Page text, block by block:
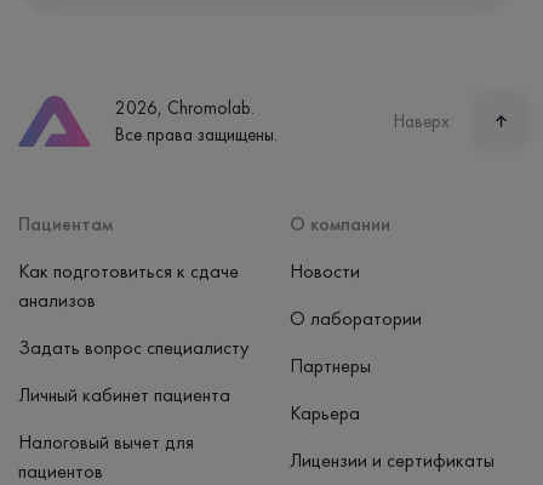
Часы работы
пн-вс: 7:30-15:00
2026, Chromolab.
Все права защищены.
Наверх
Пациентам
Как подготовиться к сдаче
анализов
Задать вопрос специалисту
Личный кабинет пациента
Налоговый вычет для
пациентов
О компании
Новости
О лаборатории
Партнеры
Карьера
Лицензии и сертификаты